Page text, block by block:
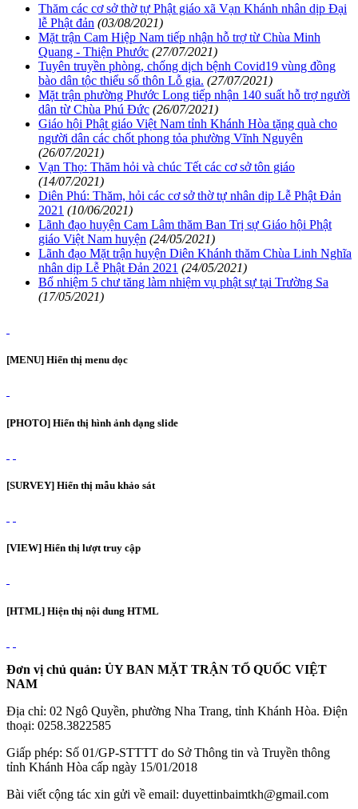
Thăm các cơ sở thờ tự Phật giáo xã Vạn Khánh nhân dịp Đại
lễ Phật đản (03/08/2021)
Mặt trận Cam Hiệp Nam tiếp nhận hỗ trợ từ Chùa Minh
Quang - Thiện Phước (27/07/2021)
Tuyên truyền phòng, chống dịch bệnh Covid19 vùng đồng
bào dân tộc thiểu số thôn Lỗ gia. (27/07/2021)
Mặt trận phường Phước Long tiếp nhận 140 suất hỗ trợ người
dân từ Chùa Phú Đức (26/07/2021)
Giáo hội Phật giáo Việt Nam tỉnh Khánh Hòa tặng quà cho
người dân các chốt phong tỏa phường Vĩnh Nguyên
(26/07/2021)
Vạn Thọ: Thăm hỏi và chúc Tết các cơ sở tôn giáo
(14/07/2021)
Diên Phú: Thăm, hỏi các cơ sở thờ tự nhân dịp Lễ Phật Đản
2021 (10/06/2021)
Lãnh đạo huyện Cam Lâm thăm Ban Trị sự Giáo hội Phật
giáo Việt Nam huyện (24/05/2021)
Lãnh đạo Mặt trận huyện Diên Khánh thăm Chùa Linh Nghĩa
nhân dịp Lễ Phật Đản 2021 (24/05/2021)
Bổ nhiệm 5 chư tăng làm nhiệm vụ phật sự tại Trường Sa
(17/05/2021)
[MENU] Hiển thị menu dọc
[PHOTO] Hiển thị hình ảnh dạng slide
[SURVEY] Hiển thị mẫu khảo sát
[VIEW] Hiển thị lượt truy cập
[HTML] Hiện thị nội dung HTML
Đơn vị chủ quản: ỦY BAN MẶT TRẬN TỔ QUỐC VIỆT
NAM
Địa chỉ: 02 Ngô Quyền, phường Nha Trang, tỉnh Khánh Hòa. Điện
thoại: 0258.3822585
Giấp phép: Số 01/GP-STTTT do Sở Thông tin và Truyền thông
tỉnh Khánh Hòa cấp ngày 15/01/2018
Bài viết cộng tác xin gửi về email: duyettinbaimtkh@gmail.com